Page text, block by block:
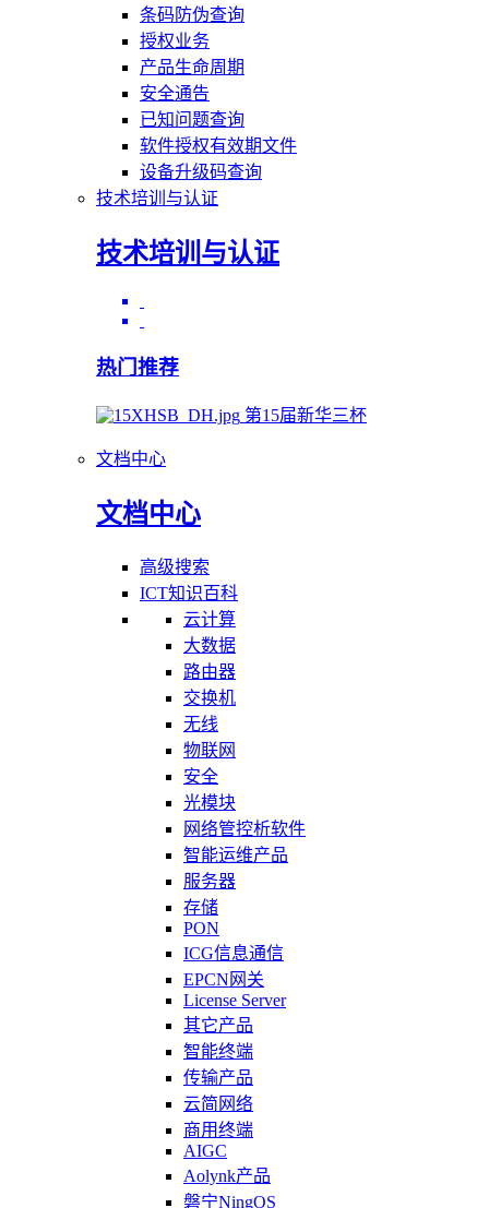
条码防伪查询
授权业务
产品生命周期
安全通告
已知问题查询
软件授权有效期文件
设备升级码查询
技术培训与认证
技术培训与认证
热门推荐
第15届新华三杯
文档中心
文档中心
高级搜索
ICT知识百科
云计算
大数据
路由器
交换机
无线
物联网
安全
光模块
网络管控析软件
智能运维产品
服务器
存储
PON
ICG信息通信
EPCN网关
License Server
其它产品
智能终端
传输产品
云简网络
商用终端
AIGC
Aolynk产品
磐宁NingOS